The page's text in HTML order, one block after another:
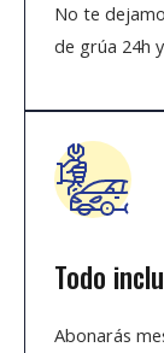
No te
de grúa 24h
Todo
Abonarás